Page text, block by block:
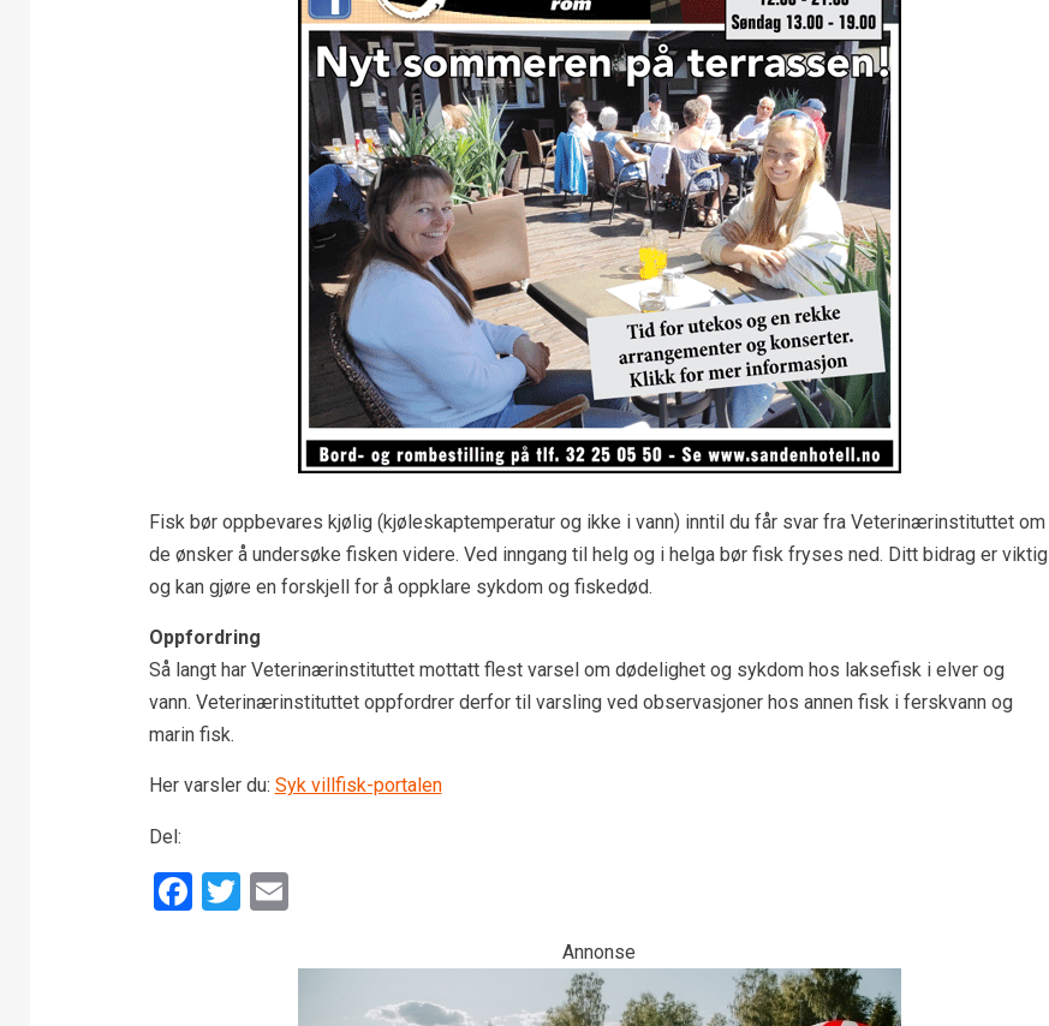
Fisk bør oppbevares kjølig (kjøleskaptemperatur og ikke i vann) inntil du får svar fra Veterinærinstituttet om
de ønsker å undersøke fisken videre. Ved inngang til helg og i helga bør fisk fryses ned. Ditt bidrag er viktig
og kan gjøre en forskjell for å oppklare sykdom og fiskedød.
Oppfordring
Så langt har Veterinærinstituttet mottatt flest varsel om dødelighet og sykdom hos laksefisk i elver og
vann. Veterinærinstituttet oppfordrer derfor til varsling ved observasjoner hos annen fisk i ferskvann og
marin fisk.
Her varsler du: Syk villfisk-portalen
Del:
Facebook
Twitter
Email
Annonse